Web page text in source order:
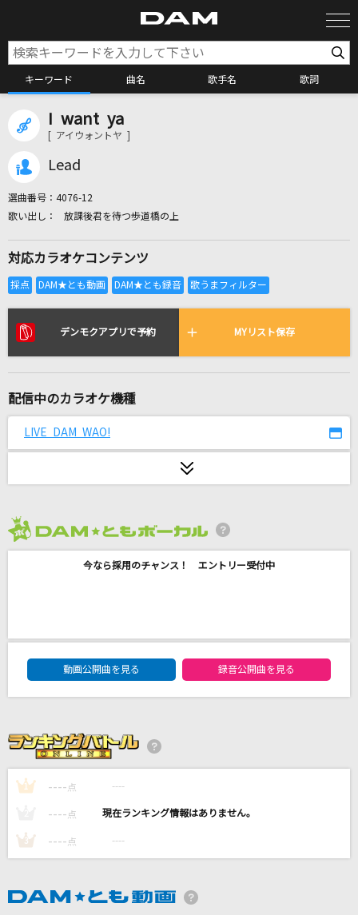
キーワード 曲名 歌手名 歌詞
全国りれき
リアルタイムで歌われている曲の一覧
[生音]雪月花
ゼロイチキセキ
[生音]また明日...
Homecomings
新しい恋人達に
back number
無敵なハート
I want ya
[ アイウォントヤ ]
Lead
選曲番号： 4076-12
放課後君を待つ歩道橋の上
対応カラオケコンテンツ
デンモクアプリで予約 MYリスト保存
配信中のカラオケ機種
LIVE DAM WAO!
今なら採用のチャンス！ エントリー受付中
DAM★ともボーカルエントリーランキング
動画公開曲を見る
録音公開曲を見る
1 ---- 点 ----
---- 点 ----
3 ---- 点 ----